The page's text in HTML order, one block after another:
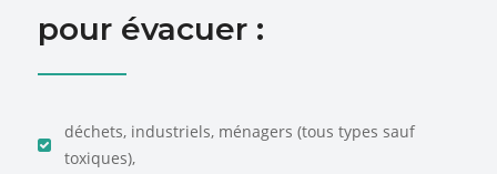
pour évacuer :
déchets, industriels, ménagers (tous types sauf
toxiques),